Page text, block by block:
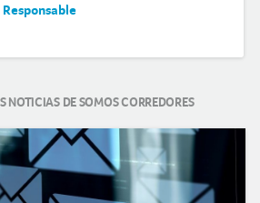
NOTICIAS DE SOMOS CORREDORES